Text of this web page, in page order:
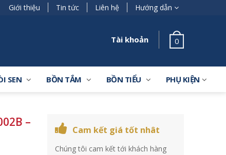
Giới thiệu Tin tức Liên hệ Hướng dẫn
Tài khoản 0
SEN BỒN TẮM BỒN TIỂU PHỤ KIỆN
–
Cam kết giá tốt nhât
Chúng tôi cam kết tới khách hàng